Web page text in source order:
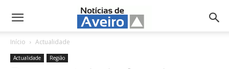
NotíciasdeAveiro.pt
Início Actualidade
Actualidade Região